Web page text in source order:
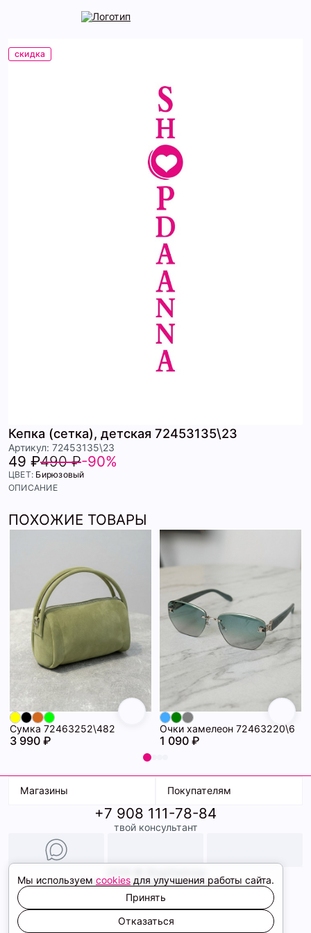
скидка
Кепка (сетка), детская 72453135\23
Артикул: 72453135\23
49 ₽490 ₽-90%
ЦВЕТ: Бирюзовый
ОПИСАНИЕ
ПОХОЖИЕ ТОВАРЫ
Сумка 72463252\482
3 990 ₽
Очки хамелеон 72463220\6
1 090 ₽
Магазины
ТК Терминал
ТРК Континент
Покупателям
Доставка
Условия оплаты
Образы
+7 908 111-78-84
твой консультант
Политика конфиденциальности
Соглашение cookie
Сайт создали
Мы используем cookies для улучшения работы сайта.
Принять
Отказаться